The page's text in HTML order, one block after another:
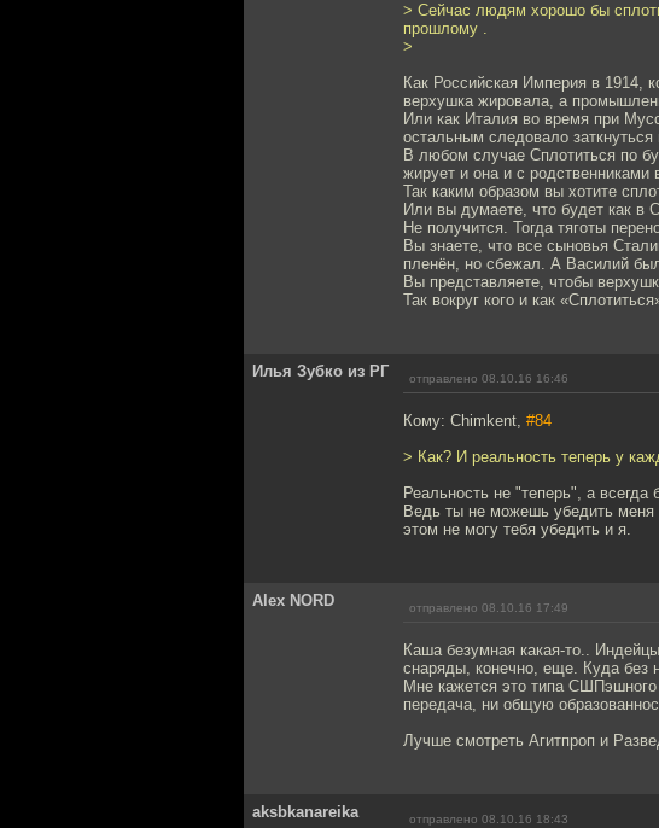
> Сейчас людям хорошо бы
прошлому .
>
Как Российская Империя в 1914,
верхушка жировала, а
Или как Италия во время при
остальным следовало
В любом случае Сплотиться по
жирует и она и с родственниками
Так каким образом вы хотите
Или вы думаете, что будет как в
Не получится. Тогда тяготы
Вы знаете, что все сыновья
пленён, но сбежал. А Василий
Вы представляете, чтобы
Так вокруг кого и как
Илья Зубко из РГ отправлено 08.10.16 16:46
Кому: Chimkent, #84
> Как? И реальность теперь у
Реальность не "теперь", а
Ведь ты не можешь убедить меня
этом не могу тебя убедить и я.
Alex NORD отправлено 08.10.16 17:49
Каша безумная какая-то..
снаряды, конечно, еще. Куда без
Мне кажется это типа СШПэшного
передача, ни общую
Лучше смотреть Агитпроп и
aksbkanareika отправлено 08.10.16 18:43